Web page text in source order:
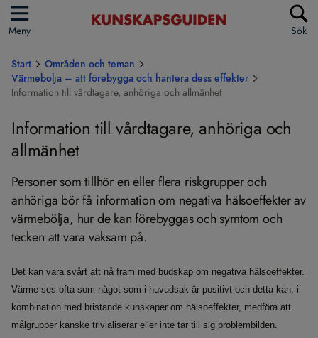
Meny Sök
Start
Områden och teman
Värmebölja – att förebygga och hantera dess effekter
Information till vårdtagare, anhöriga och allmänhet
Information till vårdtagare, anhöriga och
allmänhet
Personer som tillhör en eller flera riskgrupper och
anhöriga bör få information om negativa hälsoeffekter av
värmebölja, hur de kan förebyggas och symtom och
tecken att vara vaksam på.
Det kan vara svårt att nå fram med budskap om negativa hälsoeffekter.
Värme ses ofta som något som i huvudsak är positivt och detta kan, i
kombination med bristande kunskaper om hälsoeffekter, medföra att
målgrupper kanske trivialiserar eller inte tar till sig problembilden.